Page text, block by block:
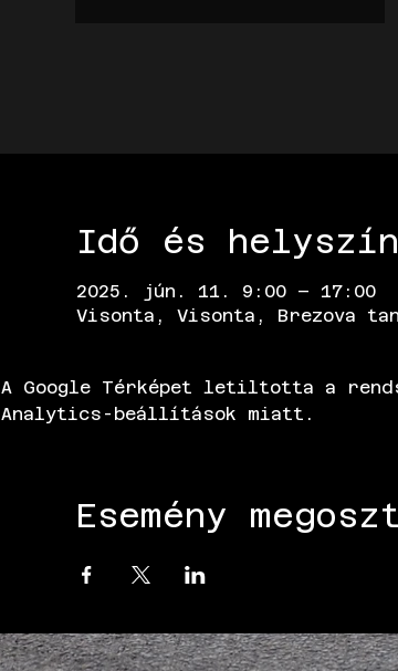
Idő és helyszín
2025. jún. 11. 9:00 – 17:00
Visonta, Visonta, Brezova
A Google Térképet letiltotta a
Analytics-beállítások miatt.
Esemény